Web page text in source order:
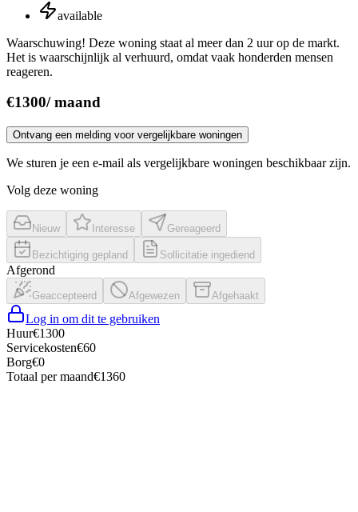
available
Waarschuwing! Deze woning staat al meer dan 2 uur op de markt.
Het is waarschijnlijk al verhuurd, omdat vaak honderden mensen
reageren.
€1300/maand
Ontvang een melding voor vergelijkbare woningen
We sturen je een e-mail als vergelijkbare woningen beschikbaar zijn.
Volg deze woning
Nieuw Interesse Gereageerd
Bezichtiging gepland Sollicitatie ingediend
Afgerond
Geaccepteerd Afgewezen Afgehaakt
Log in om dit te gebruiken
Huur€1300
Servicekosten€60
Borg€0
Totaal per maand€1360